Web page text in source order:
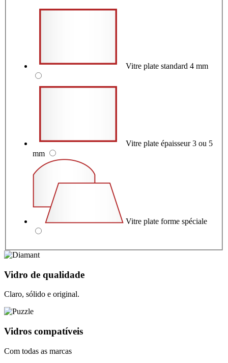
Vitre plate standard 4 mm
mm
Vitre plate forme spéciale
Vidro de qualidade
Claro, sólido e original.
Vidros compatíveis
Com todas as marcas